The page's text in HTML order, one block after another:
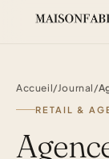
Accueil/Journal /
RETAIL &